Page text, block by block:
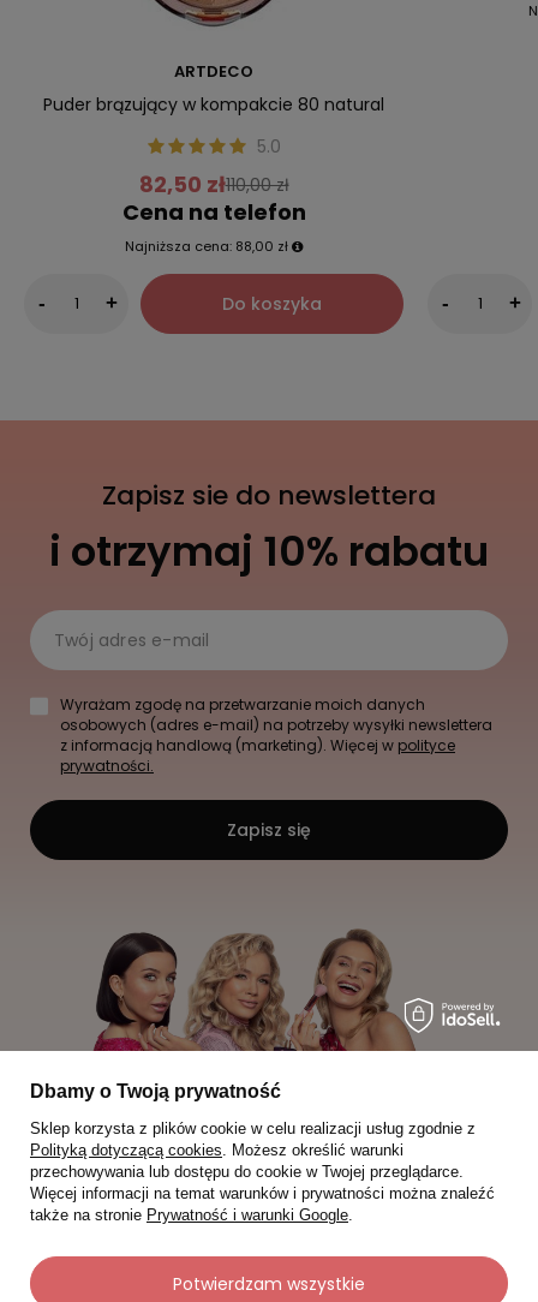
ARTDECO
Puder brązujący w kompakcie 80 natural
5.0
82,50 zł110,00 zł
Cena na telefon
Najniższa cena: 88,00 zł
- + Do koszyka - +
Zapisz sie do newslettera
i otrzymaj 10% rabatu
Twój adres e-mail
Wyrażam zgodę na przetwarzanie moich danych
osobowych (adres e-mail) na potrzeby wysyłki newslettera
z informacją handlową (marketing). Więcej w polityce
prywatności.
Zapisz się
Moje zamówienia
Dbamy o Twoją prywatność
Sklep korzysta z plików cookie w celu realizacji usług zgodnie z
Polityką dotyczącą cookies. Możesz określić warunki
przechowywania lub dostępu do cookie w Twojej przeglądarce.
Więcej informacji na temat warunków i prywatności można znaleźć
także na stronie Prywatność i warunki Google.
Potwierdzam wszystkie